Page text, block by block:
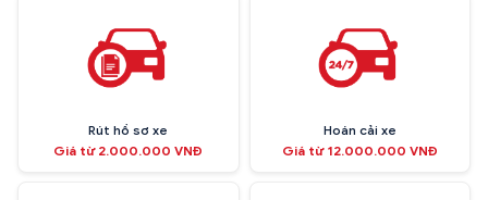
Rút hồ sơ xe
Giá từ 2.000.000 VNĐ
Hoán cải xe
Giá từ 12.000.000 VNĐ